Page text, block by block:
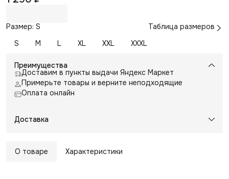
Размер: S
Таблица размеров
S
M L XL XXL XXXL
Преимущества
Доставим в пункты выдачи Яндекс Маркет
Примерьте товары и верните неподходящие
Оплата онлайн
Доставка
О товаре Характеристики